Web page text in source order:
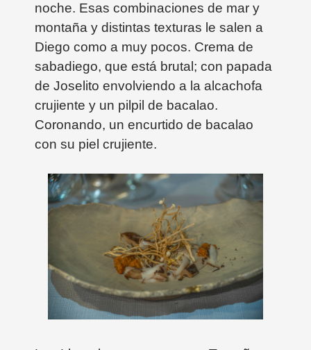
noche. Esas combinaciones de mar y
montaña y distintas texturas le salen a
Diego como a muy pocos. Crema de
sabadiego, que está brutal; con papada
de Joselito envolviendo a la alcachofa
crujiente y un pilpil de bacalao.
Coronando, un encurtido de bacalao
con su piel crujiente.